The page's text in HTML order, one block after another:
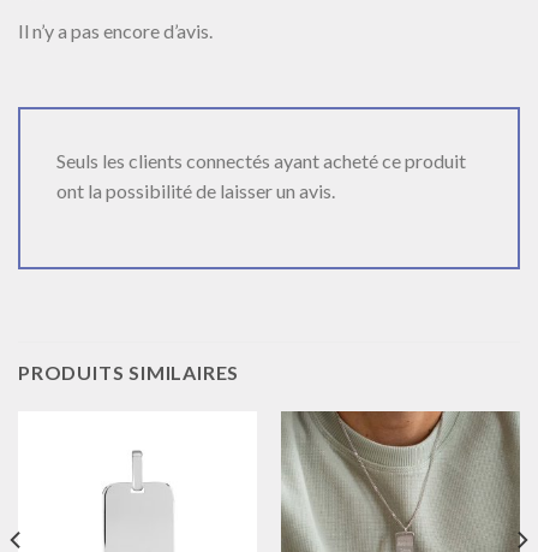
Il n’y a pas encore d’avis.
Seuls les clients connectés ayant acheté ce produit
ont la possibilité de laisser un avis.
PRODUITS SIMILAIRES